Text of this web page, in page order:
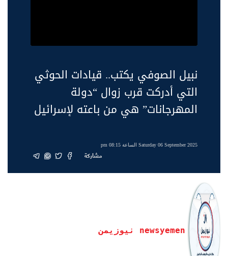
نبيل الصوفي يكتب.. قيادات الحوثي
التي أدركت قرب زوال “دولة
المهرجانات” هي من باعته لإسرائيل
Saturday 06 September 2025 الساعة 08:15 pm
مشاركة
newsyemen نيوزيمن